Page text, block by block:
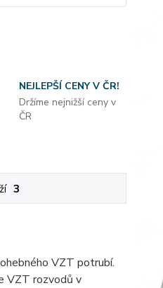
NEJLEPŠÍ CENY V ČR!
Držíme nejnižší ceny v
ČR
3
VZT potrubí.
VZT rozvodů v